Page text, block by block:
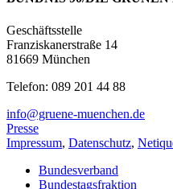
Geschäftsstelle
Franziskanerstraße 14
81669 München
Telefon: 089 201 44 88
info@gruene-muenchen.de
Presse
Impressum, Datenschutz,
Bundesverband
Bundestagsfraktion